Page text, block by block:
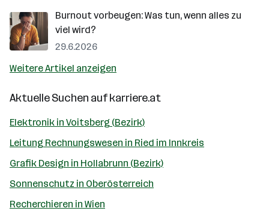
Burnout vorbeugen: Was tun, wenn alles zu
viel wird?
29.6.2026
Weitere Artikel anzeigen
Aktuelle Suchen aufkarriere.at
Elektronik in Voitsberg (Bezirk)
Leitung Rechnungswesen in Ried im Innkreis
Grafik Design in Hollabrunn (Bezirk)
Sonnenschutz in Oberösterreich
Recherchieren in Wien